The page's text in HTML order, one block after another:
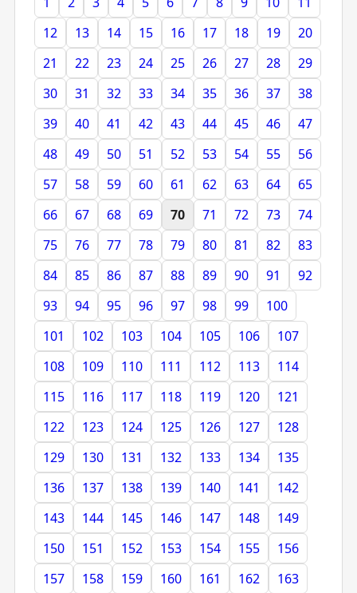
12
13 14 15 16 17 18 19
20
21
22 23 24 25 26 27 28
29
30
31 32 33 34 35 36 37
38
39
40 41 42 43 44 45 46
47
48
49 50 51 52 53 54 55
56
57
58 59 60 61 62 63 64
65
66
67 68 69 70 71 72 73
74
75
76 77 78 79 80 81 82
83
84
85 86 87 88 89 90 91
92
93
94 95 96 97 98 99
100
101
102 103 104 105 106
107
108
109 110 111 112 113
114
115
116 117 118 119 120
121
122
123 124 125 126 127
128
129
130 131 132 133 134
135
136
137 138 139 140 141
142
143
144 145 146 147 148
149
150
151 152 153 154 155
156
157
158 159 160 161 162
163